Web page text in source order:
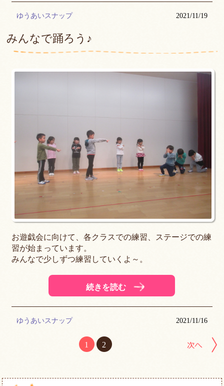
ゆうあいスナップ 2021/11/19
みんなで踊ろう♪
お遊戯会に向けて、各クラスでの練習、ステージでの練
習が始まっています。
みんなで少しずつ練習していくよ～。
続きを読む
ゆうあいスナップ 2021/11/16
1 2